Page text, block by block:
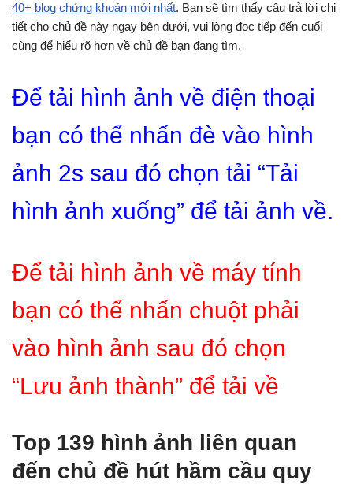
40+ blog chứng khoán mới nhất. Bạn sẽ tìm thấy câu trả lời chi
tiết cho chủ đề này ngay bên dưới, vui lòng đọc tiếp đến cuối
cùng để hiểu rõ hơn về chủ đề bạn đang tìm.
Để tải hình ảnh về điện thoại
bạn có thể nhấn đè vào hình
ảnh 2s sau đó chọn tải “Tải
hình ảnh xuống” để tải ảnh về.
Để tải hình ảnh về máy tính
bạn có thể nhấn chuột phải
vào hình ảnh sau đó chọn
“Lưu ảnh thành” để tải về
Top 139 hình ảnh liên quan
đến chủ đề hút hầm cầu quy